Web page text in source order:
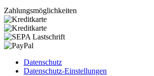
Zahlungsmöglichkeiten
Datenschutz
Datenschutz-Einstellungen